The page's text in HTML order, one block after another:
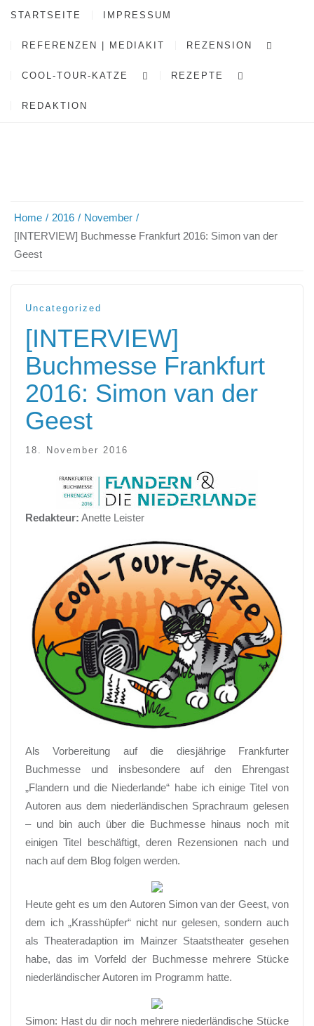
STARTSEITE IMPRESSUM
REFERENZEN | MEDIAKIT REZENSION
COOL-TOUR-KATZE REZEPTE
REDAKTION
Home 2016
November
[INTERVIEW] Buchmesse Frankfurt 2016: Simon van der
Geest
Uncategorized
[INTERVIEW]
Buchmesse Frankfurt
2016: Simon van der
Geest
18. November 2016
Redakteur: Anette Leister
Als Vorbereitung auf die diesjährige Frankfurter
Buchmesse und insbesondere auf den Ehrengast
„Flandern und die Niederlande“ habe ich einige Titel von
Autoren aus dem niederländischen Sprachraum gelesen
– und bin auch über die Buchmesse hinaus noch mit
einigen Titel beschäftigt, deren Rezensionen nach und
nach auf dem Blog folgen werden.
Heute geht es um den Autoren Simon van der Geest, von
dem ich „Krasshüpfer“ nicht nur gelesen, sondern auch
als Theateradaption im Mainzer Staatstheater gesehen
habe, das im Vorfeld der Buchmesse mehrere Stücke
niederländischer Autoren im Programm hatte.
Simon: Hast du dir noch mehrere niederländische Stücke